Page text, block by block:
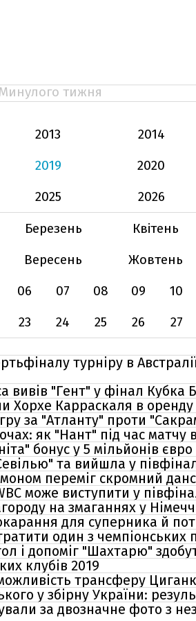
Минулого тижня
2013 2014
2019 2020
2025
2026
Березень Квітень
Вересень Жовтень
06 07 08 09 10
23 24 25 26 27
турніру в
вивів "Гент" у фінал Кубка
Хорхе Карраскаля в
за "Атланту" проти
як "Нант" під час матчу
бонус у 5 мільйонів євро
та вийшла у півфінал
переміг скромний
може виступити у
на змаганнях у
для суперника й
один з чемпіонських
і допоміг "Шахтарю"
клубів 2019
трансферу
у збірну України:
за двозначне фото з